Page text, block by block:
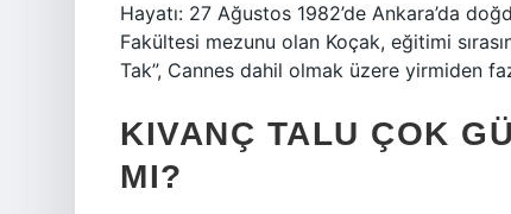
Hayatı: 27 Ağustos 1982’de Ankara’da
Fakültesi mezunu olan Koçak, eğitimi
Tak”, Cannes dahil olmak üzere yirmiden
KIVANÇ TALU ÇOK
MI?